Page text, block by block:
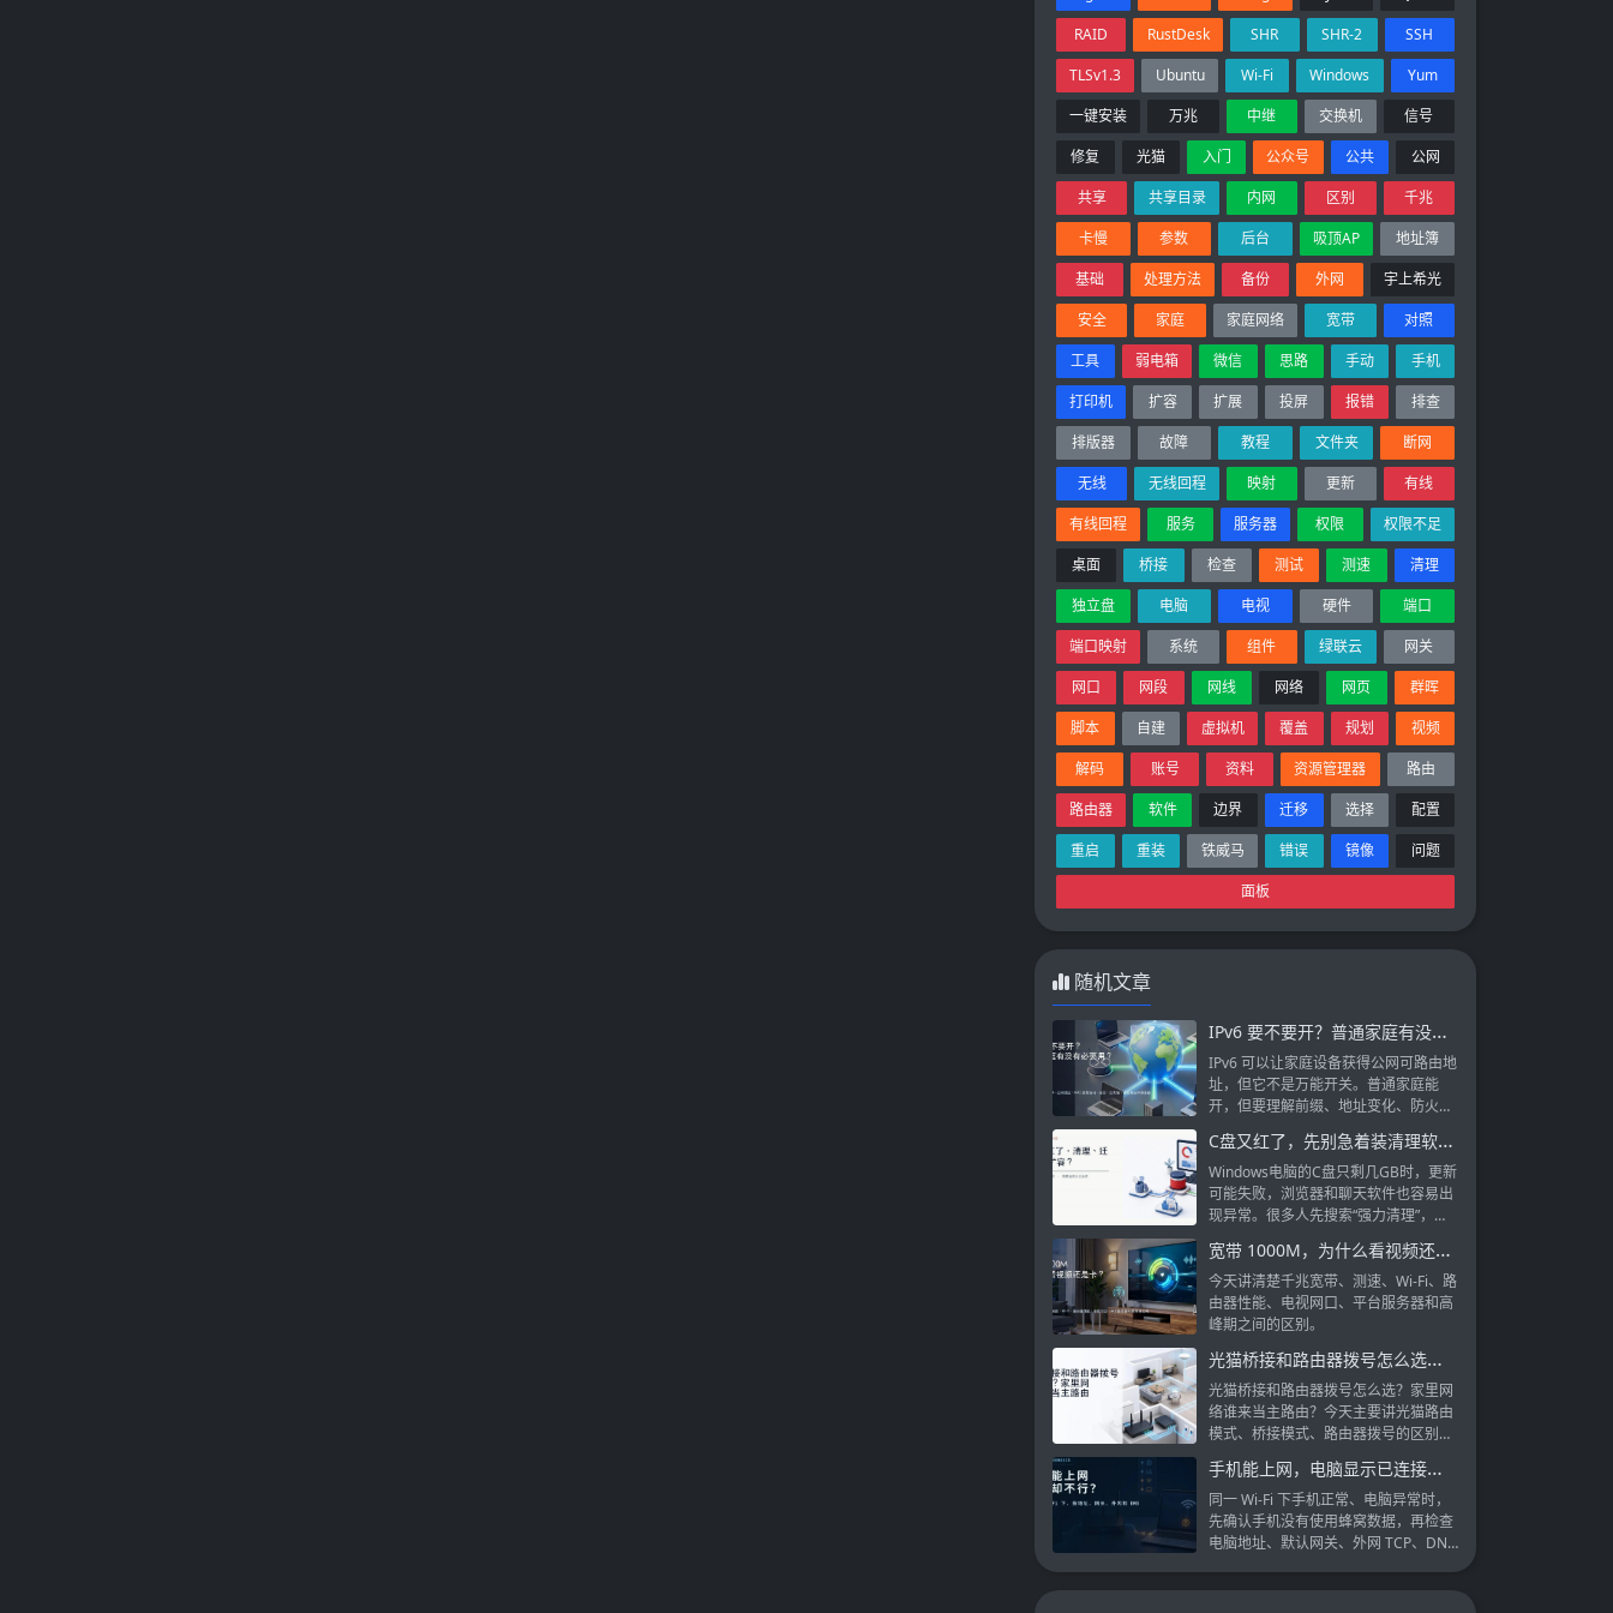
RAID
RustDesk SHR SHR-2
SSH
TLSv1.3
Ubuntu Wi-Fi Windows
Yum
一键安装
万兆 中继 交换机
信号
修复
光猫 入门 公众号 公共
公网
共享
共享目录 内网 区别
千兆
卡慢
参数 后台 吸顶AP
地址簿
基础
处理方法 备份 外网
宇上希光
安全
家庭 家庭网络 宽带
对照
工具
弱电箱 微信 思路 手动
手机
打印机
扩容 扩展 投屏 报错
排查
排版器
故障 教程 文件夹
断网
无线
无线回程 映射 更新
有线
有线回程
服务 服务器 权限
权限不足
桌面
桥接 检查 测试 测速
清理
独立盘
电脑 电视 硬件
端口
端口映射
系统 组件 绿联云
网关
网口
网段 网线 网络 网页
群晖
脚本
自建 虚拟机 覆盖 规划
视频
解码
账号 资料 资源管理器
路由
路由器
软件 边界 迁移 选择
配置
重启
重装 铁威马 错误 镜像
问题
面板
随机文章
IPv6 要不要开？普通家庭有没有必要用？
IPv6 可以让家庭设备获得公网可路由地
址，但它不是万能开关。普通家庭能
开，但要理解前缀、地址变化、防火
C盘又红了，先别急着装清理软件：到底该清理、迁移还是扩容？
Windows电脑的C盘只剩几GB时，更新
可能失败，浏览器和聊天软件也容易出
现异常。很多人先搜索“强力清理”，然
可能删掉更新回退文件、故障转储或应
用数据。
宽带 1000M，为什么看视频还是卡？
今天讲清楚千兆宽带、测速、Wi-Fi、路
由器性能、电视网口、平台服务器和高
峰期之间的区别。
光猫桥接和路由器拨号怎么选？家里网络谁来当主路由
光猫桥接和路由器拨号怎么选？家里网
络谁来当主路由？今天主要讲光猫路由
模式、桥接模式、路由器拨号的区别，
手机能上网，电脑显示已连接却打不开网页：用4组测试定位到IP、DNS还是代理
同一 Wi-Fi 下手机正常、电脑异常时，
先确认手机没有使用蜂窝数据，再检查
电脑地址、默认网关、外网 TCP、DNS